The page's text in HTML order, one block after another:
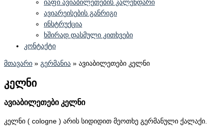
იაფი ავიაბილეთების კალენდარი
ავიარეისების განრიგი
ინსტრუქცია
ხშირად დასმული კითხვები
კონტაქტი
მთავარი » გერმანია » ავიაბილეთები კელნი
კელნი
ავიაბილეთები კელნი
კელნი ( cologne ) არის სიდიდით მეოთხე გერმანული ქალაქი.